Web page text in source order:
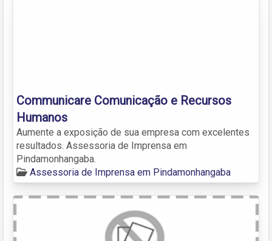
Communicare Comunicação e Recursos
Humanos
Aumente a exposição de sua empresa com excelentes
resultados. Assessoria de Imprensa em
Pindamonhangaba.
Assessoria de Imprensa em Pindamonhangaba